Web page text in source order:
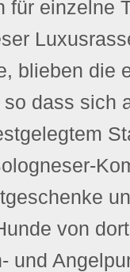
für einzelne
blieben die
dass sich
von
und